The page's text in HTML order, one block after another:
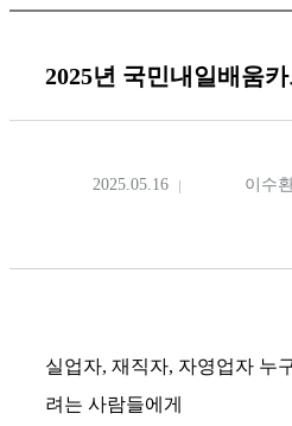
2025년 국민내일배움
2025.05.16 이수
실업자, 재직자, 자영업자 누
려는 사람들에게